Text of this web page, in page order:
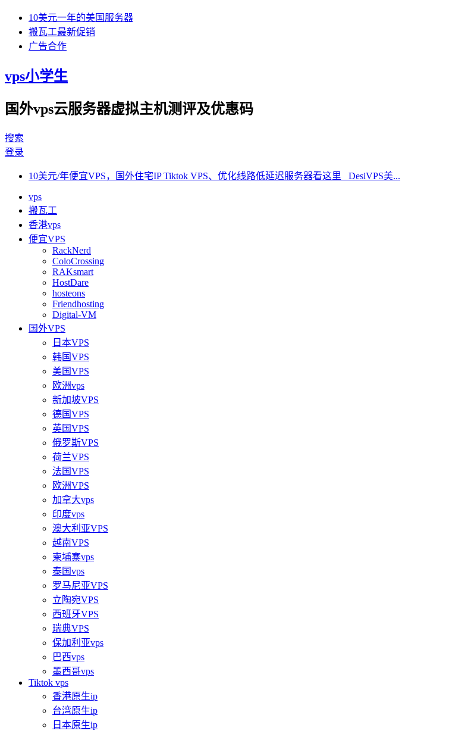
10美元一年的美国服务器
搬瓦工最新促销
广告合作
vps小学生
国外vps云服务器虚拟主机测评及优惠码
搜索
登录
10美元/年便宜VPS，国外住宅IP Tiktok VPS、优化线路低延迟服务器看这里 DesiVPS美...
vps
搬瓦工
香港vps
便宜VPS
RackNerd
ColoCrossing
RAKsmart
HostDare
hosteons
Friendhosting
Digital-VM
国外VPS
日本VPS
韩国VPS
美国VPS
欧洲vps
新加坡VPS
德国VPS
英国VPS
俄罗斯VPS
荷兰VPS
法国VPS
欧洲VPS
加拿大vps
印度vps
澳大利亚VPS
越南VPS
柬埔寨vps
泰国vps
罗马尼亚VPS
立陶宛VPS
西班牙VPS
瑞典VPS
保加利亚vps
巴西vps
墨西哥vps
Tiktok vps
香港原生ip
台湾原生ip
日本原生ip